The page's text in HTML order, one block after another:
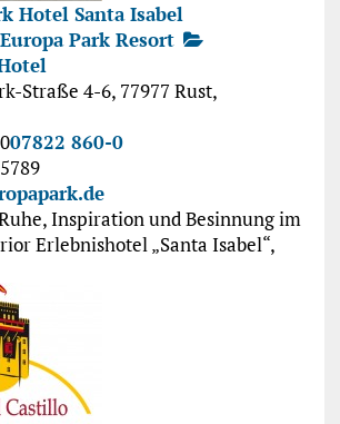
Hotel Santa Isabel
Park Resort
Straße 4-6, 77977 Rust,
07822 860-0
Inspiration und Besinnung im
Erlebnishotel „Santa Isabel“,